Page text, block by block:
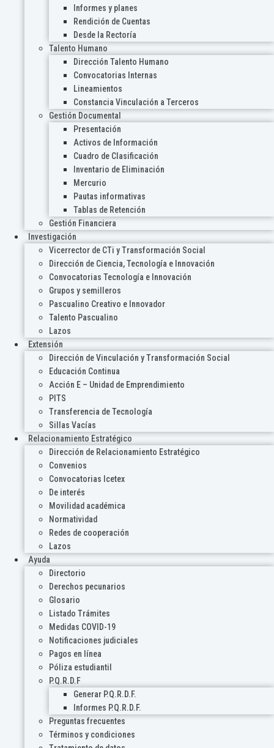
Informes y planes
Rendición de Cuentas
Desde la Rectoría
Talento Humano
Dirección Talento Humano
Convocatorias Internas
Lineamientos
Constancia Vinculación a Terceros
Gestión Documental
Presentación
Activos de Información
Cuadro de Clasificación
Inventario de Eliminación
Mercurio
Pautas informativas
Tablas de Retención
Gestión Financiera
Investigación
Vicerrector de CTi y Transformación Social
Dirección de Ciencia, Tecnología e Innovación
Convocatorias Tecnología e Innovación
Grupos y semilleros
Pascualino Creativo e Innovador
Talento Pascualino
Lazos
Extensión
Dirección de Vinculación y Transformación Social
Educación Continua
Acción E – Unidad de Emprendimiento
PITS
Transferencia de Tecnología
Sillas Vacías
Relacionamiento Estratégico
Dirección de Relacionamiento Estratégico
Convenios
Convocatorias Icetex
De interés
Movilidad académica
Normatividad
Redes de cooperación
Lazos
Ayuda
Directorio
Derechos pecunarios
Glosario
Listado Trámites
Medidas COVID-19
Notificaciones judiciales
Pagos en línea
Póliza estudiantil
P.Q.R.D.F
Generar P.Q.R.D.F.
Informes P.Q.R.D.F.
Preguntas frecuentes
Términos y condiciones